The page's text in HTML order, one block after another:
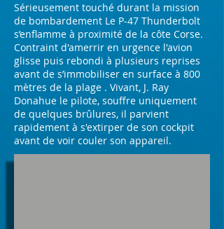
Sérieusement touché durant la mission
de bombardement Le P-47 Thunderbolt
s’enflamme à proximité de la côte Corse.
Contraint d'amerrir en urgence l'avion
glisse puis rebondi à plusieurs reprises
avant de s’immobiliser en surface à 800
mètres de la plage . Vivant, J. Ray
Donahue le pilote, souffre uniquement
de quelques brûlures, il parvient
rapidement à s'extirper de son cockpit
avant de voir couler son appareil.